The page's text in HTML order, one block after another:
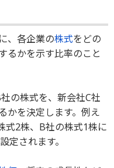
、各企業の株式をどの
るかを示す比率のこと
の株式を、新会社C社
かを決定します。例え
式2株、B社の株式1株に
定されます。